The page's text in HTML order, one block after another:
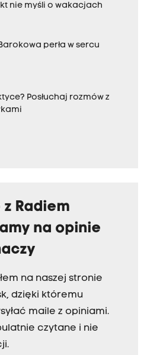
nie myśli o wakacjach
perła w sercu
Posłuchaj rozmów z
Radiem
na opinie
na naszej stronie
dzięki któremu
maile z opiniami.
czytane i nie